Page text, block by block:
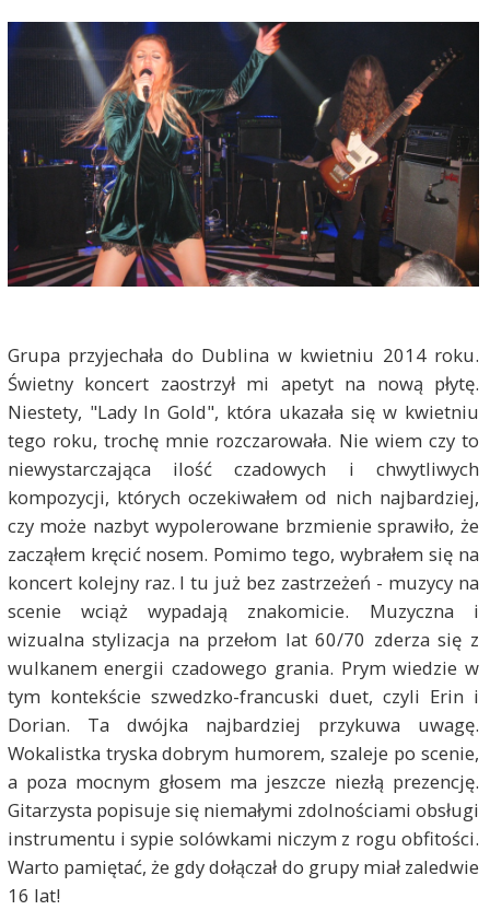
Grupa przyjechała do Dublina w kwietniu 2014 roku.
Świetny koncert zaostrzył mi apetyt na nową płytę.
Niestety, "Lady In Gold", która ukazała się w kwietniu
tego roku, trochę mnie rozczarowała. Nie wiem czy to
niewystarczająca ilość czadowych i chwytliwych
kompozycji, których oczekiwałem od nich najbardziej,
czy może nazbyt wypolerowane brzmienie sprawiło, że
zacząłem kręcić nosem. Pomimo tego, wybrałem się na
koncert kolejny raz. I tu już bez zastrzeżeń - muzycy na
scenie wciąż wypadają znakomicie. Muzyczna i
wizualna stylizacja na przełom lat 60/70 zderza się z
wulkanem energii czadowego grania. Prym wiedzie w
tym kontekście szwedzko-francuski duet, czyli Erin i
Dorian. Ta dwójka najbardziej przykuwa uwagę.
Wokalistka tryska dobrym humorem, szaleje po scenie,
a poza mocnym głosem ma jeszcze niezłą prezencję.
Gitarzysta popisuje się niemałymi zdolnościami obsługi
instrumentu i sypie solówkami niczym z rogu obfitości.
Warto pamiętać, że gdy dołączał do grupy miał zaledwie
16 lat!